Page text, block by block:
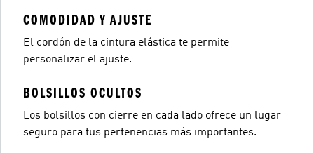
COMODIDAD Y AJUSTE
El cordón de la cintura elástica te permite
personalizar el ajuste.
BOLSILLOS OCULTOS
Los bolsillos con cierre en cada lado ofrece un lugar
seguro para tus pertenencias más importantes.